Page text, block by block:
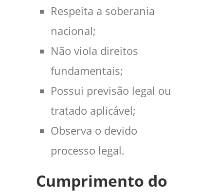
Respeita a soberania
nacional;
Não viola direitos
fundamentais;
Possui previsão legal ou
tratado aplicável;
Observa o devido
processo legal.
Cumprimento do